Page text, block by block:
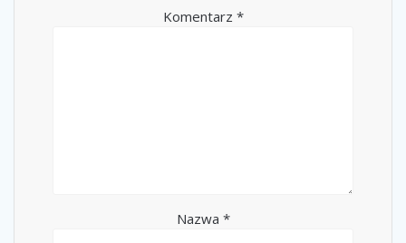
Komentarz *
Nazwa *